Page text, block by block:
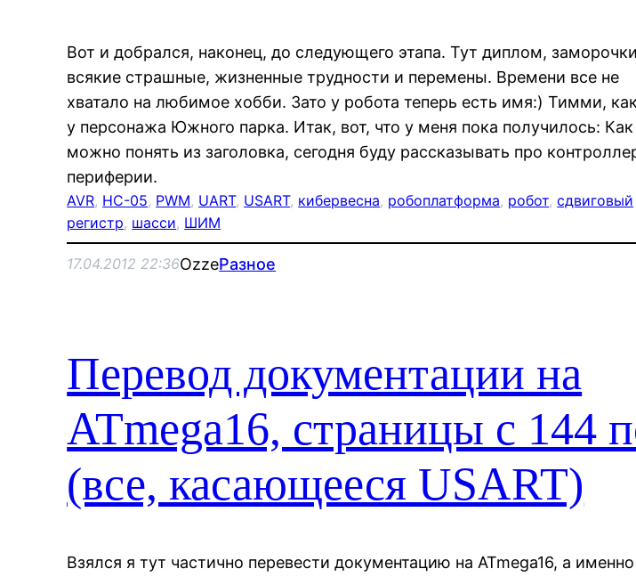
Вот и добрался, наконец, до следующего этапа. Тут диплом, заморочки
всякие страшные, жизненные трудности и перемены. Времени все не
хватало на любимое хобби. Зато у робота теперь есть имя:) Тимми, как
у персонажа Южного парка. Итак, вот, что у меня пока получилось: Как
можно понять из заголовка, сегодня буду рассказывать про
периферии.
AVR, HC-05, PWM, UART, USART, кибервесна, робоплатформа, робот, сдвиговый
регистр, шасси, ШИМ
17.04.2012 22:36OzzeРазное
Перевод документации на
ATmega16, страницы с 144
(все, касающееся USART)
Взялся я тут частично перевести документацию на ATmega16, а именно